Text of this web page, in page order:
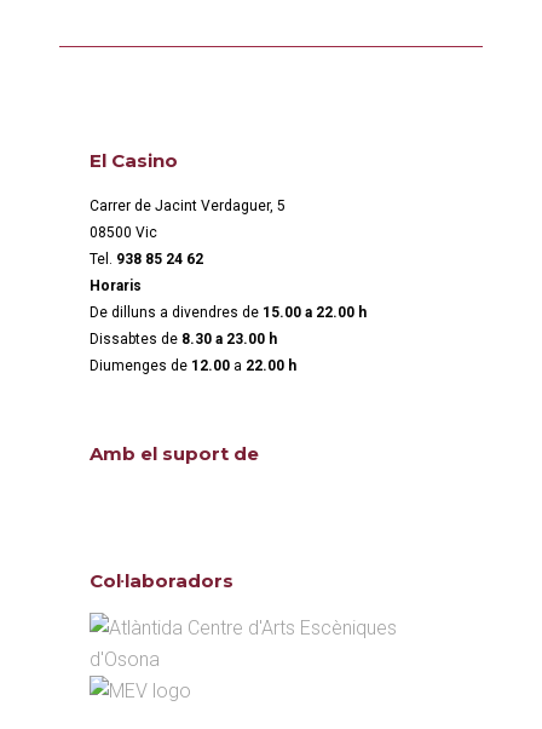
El Casino
Carrer de Jacint Verdaguer, 5
08500 Vic
Tel. 938 85 24 62
Horaris
De dilluns a divendres de 15.00 a 22.00 h
Dissabtes de 8.30 a 23.00 h
Diumenges de 12.00 a 22.00 h
Amb el suport de
Col·laboradors